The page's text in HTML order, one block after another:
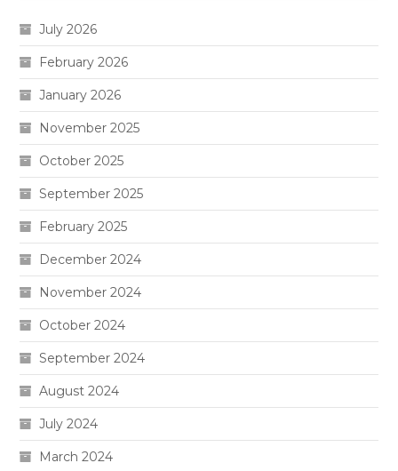
July 2026
February 2026
January 2026
November 2025
October 2025
September 2025
February 2025
December 2024
November 2024
October 2024
September 2024
August 2024
July 2024
March 2024